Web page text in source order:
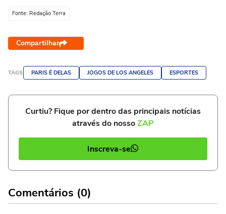
Fonte: Redação Terra
Compartilhar
TAGS PARIS É DELAS JOGOS DE LOS ANGELES ESPORTES
Curtiu? Fique por dentro das principais notícias
através do nossoZAP
Inscreva-se
Comentários (0)